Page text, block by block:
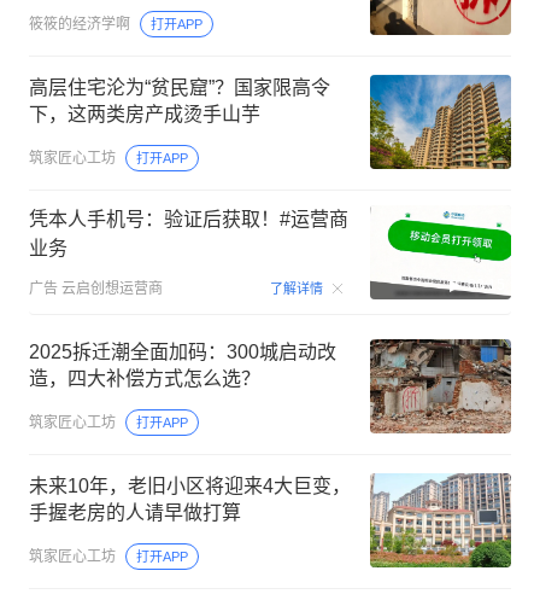
筱筱的经济学啊 打开APP
高层住宅沦为“贫民窟”？国家限高令
下，这两类房产成烫手山芋
筑家匠心工坊 打开APP
凭本人手机号：验证后获取！#运营商
业务
广告 云启创想运营商 了解详情 00:15
2025拆迁潮全面加码：300城启动改
造，四大补偿方式怎么选？
筑家匠心工坊 打开APP
未来10年，老旧小区将迎来4大巨变，
手握老房的人请早做打算
筑家匠心工坊 打开APP